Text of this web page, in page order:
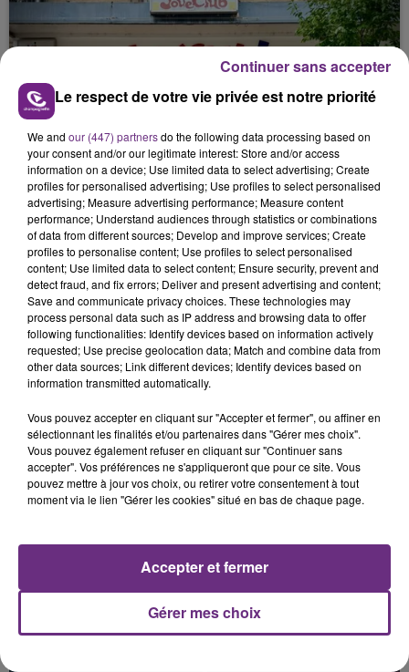
justifiée par la sécheresse intense qui est toujours
présente.
LE MAGASIN JOUÉCLUB DE REIMS FERME
SES PORTES
C'était l'une des institutions du centre-ville
rémois. Le magasin JouéClub est contraint de
fermer ses portes.
TITRES DIFFUSÉS
6h13
6h13
CHRISTOPHE MAE
6h09
6h09
IMAGINE DRAGONS
6h03
6h03
Le respect de votre vie privée est notre priorité
We and our (447) partnersdo the following data processing based on
your consent and/or our legitimate interest: Store and/or access
information on a device; Use limited data to select advertising; Create
profiles for personalised advertising; Use profiles to select personalised
advertising; Measure advertising performance; Measure content
performance; Understand audiences through statistics or combinations
of data from different sources; Develop and improve services; Create
profiles to personalise content; Use profiles to select personalised
content; Use limited data to select content; Ensure security, prevent and
detect fraud, and fix errors; Deliver and present advertising and content;
Save and communicate privacy choices. These technologies may
process personal data such as IP address and browsing data to offer
following functionalities: Identify devices based on information actively
requested; Use precise geolocation data; Match and combine data from
other data sources; Link different devices; Identify devices based on
information transmitted automatically.
Vous pouvez accepter en cliquant sur "Accepter et fermer", ou affiner en
sélectionnant les finalités et/ou partenaires dans "Gérer mes choix".
Vous pouvez également refuser en cliquant sur "Continuer sans
accepter". Vos préférences ne s'appliqueront que pour ce site. Vous
pouvez mettre à jour vos choix, ou retirer votre consentement à tout
moment via le lien "Gérer les cookies" situé en bas de chaque page.
Gérer mes choix
Accepter et fermer
Continuer sans accepter